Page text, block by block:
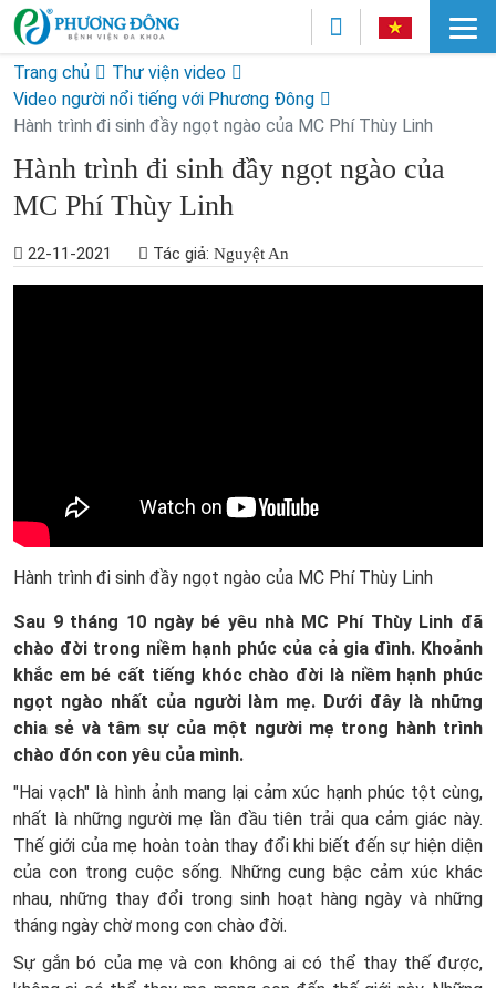
Trang chủ
Thư viện video
Video người nổi tiếng với Phương Đông
Hành trình đi sinh đầy ngọt ngào của MC Phí Thùy Linh
Hành trình đi sinh đầy ngọt ngào của
MC Phí Thùy Linh
22-11-2021 Tác giả: Nguyệt An
Hành trình đi sinh đầy ngọt ngào của MC Phí Thùy Linh
Sau 9 tháng 10 ngày bé yêu nhà MC Phí Thùy Linh đã
chào đời trong niềm hạnh phúc của cả gia đình. Khoảnh
khắc em bé cất tiếng khóc chào đời là niềm hạnh phúc
ngọt ngào nhất của người làm mẹ. Dưới đây là những
chia sẻ và tâm sự của một người mẹ trong hành trình
chào đón con yêu của mình.
"Hai vạch" là hình ảnh mang lại cảm xúc hạnh phúc tột cùng,
nhất là những người mẹ lần đầu tiên trải qua cảm giác này.
Thế giới của mẹ hoàn toàn thay đổi khi biết đến sự hiện diện
của con trong cuộc sống. Những cung bậc cảm xúc khác
nhau, những thay đổi trong sinh hoạt hàng ngày và những
tháng ngày chờ mong con chào đời.
Sự gắn bó của mẹ và con không ai có thể thay thế được,